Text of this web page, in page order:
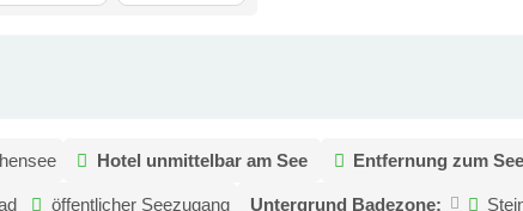
Hotel unmittelbar am See Entfernung zum
öffentlicher Seezugang Untergrund Badezone: